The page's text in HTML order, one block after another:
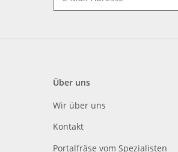
Über uns
Wir über uns
Kontakt
Portalfräse vom Spezialisten